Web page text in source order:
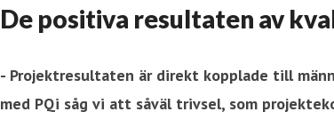
De positiva resultaten av
- Projektresultaten är direkt kopplade till
med PQi såg vi att såväl trivsel, som